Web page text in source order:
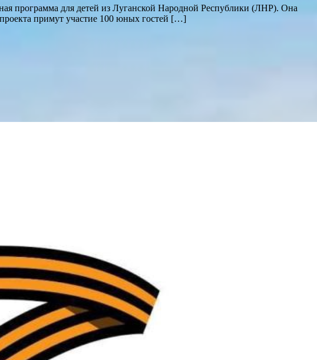
программа для детей из Луганской Народной Республики (ЛНР). Она
примут участие 100 юных гостей […]